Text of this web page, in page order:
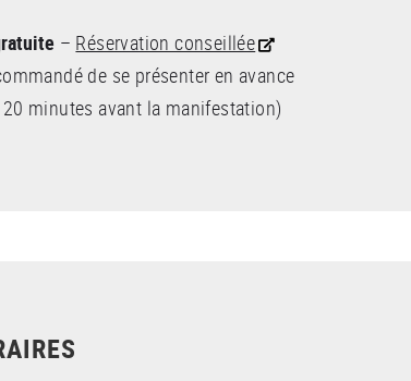
– Réservation conseillée
de se présenter en avance
20 minutes avant la manifestation)